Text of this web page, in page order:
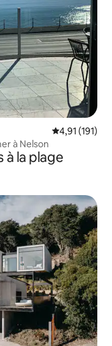
Note
4,91 (191)
à Nelson
à la plage